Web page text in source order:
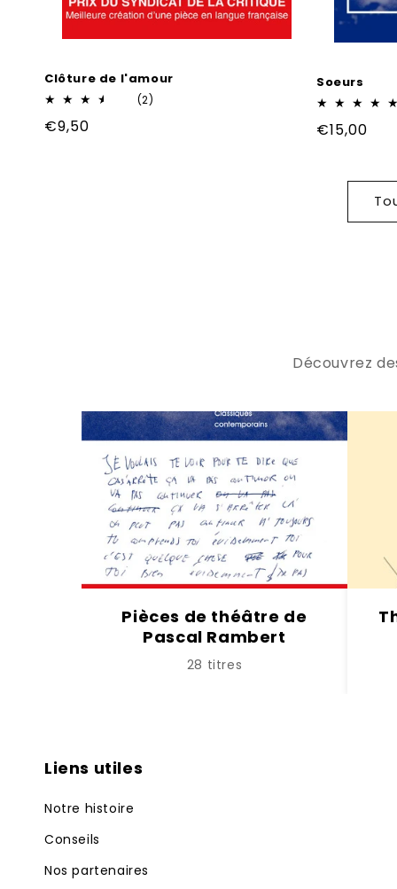
Clôture de l'amour
(2)
Prix
€9,50
Soeurs
Prix
€15,00
Découvrez
Pièces de théâtre de
Pascal Rambert
28 titres
Liens utiles
Notre histoire
Conseils
Nos partenaires